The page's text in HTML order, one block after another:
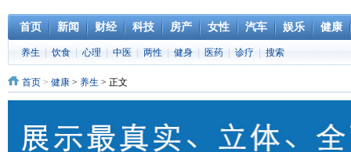
首页 新闻 财经 科技 房产 女性 汽车 娱乐 健康
养生 饮食 心理 中医 两性 健身 医药 诊疗 搜索
首页 > 健康 > 养生 > 正文